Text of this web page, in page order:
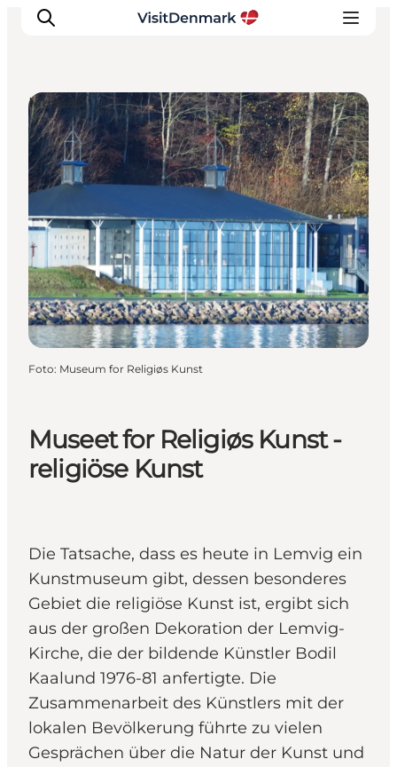
Inspiration
Regionen
Unterkünfte
Reiseplanung
Museet for Religiøs Kunst -
religiöse Kunst
Die Tatsache, dass es heute in Lemvig ein
Kunstmuseum gibt, dessen besonderes
Gebiet die religiöse Kunst ist, ergibt sich
aus der großen Dekoration der Lemvig-
Kirche, die der bildende Künstler Bodil
Kaalund 1976-81 anfertigte. Die
Zusammenarbeit des Künstlers mit der
lokalen Bevölkerung führte zu vielen
Gesprächen über die Natur der Kunst und
Museen
Foto: Museum for Religiøs Kunst